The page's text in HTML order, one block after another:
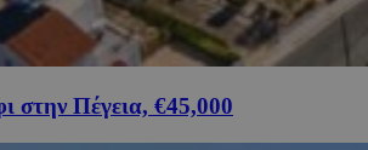
στην Πέγεια, €45,000